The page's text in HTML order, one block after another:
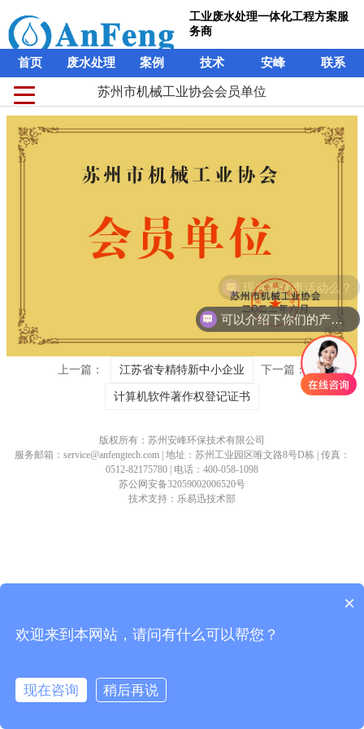
工业废水处理一体化工程方案服
务商
首页 废水处理 案例 技术 安峰 联系
苏州市机械工业协会会员单位
上一篇： 江苏省专精特新中小企业 下一篇：
计算机软件著作权登记证书
版权所有：苏州安峰环保技术有限公司
服务邮箱：service@anfengtech.com | 地址：苏州工业园区唯文路8号D栋 | 传真：
0512-82175780 | 电话：400-058-1098
苏公网安备32059002006520号
技术支持：乐易迅技术部
可以介绍下你们的产品么？
现在有优惠活动么？
×
欢迎来到本网站，请问有什么可以帮您？
现在咨询 稍后再说